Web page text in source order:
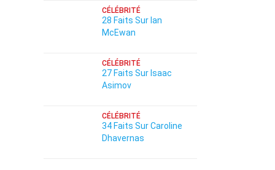
CÉLÉBRITÉ
28 Faits Sur Ian
McEwan
CÉLÉBRITÉ
27 Faits Sur Isaac
Asimov
CÉLÉBRITÉ
34 Faits Sur Caroline
Dhavernas